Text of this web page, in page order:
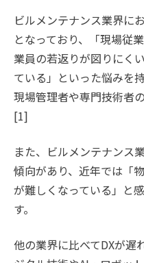
ビルメンテナンス業界に
となっており、「現場従
業員の若返りが図りにく
ている」といった悩みを
現場管理者や専門技術者
[1]
また、ビルメンテナンス
傾向があり、近年では「
が難しくなっている」と
す。
他の業界に比べてDXが遅